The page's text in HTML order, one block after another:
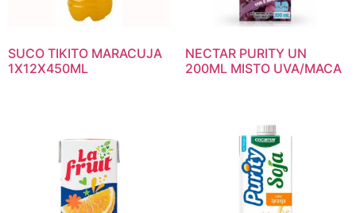
SUCO TIKITO MARACUJA
1X12X450ML
NECTAR PURITY UN
200ML MISTO UVA/MACA